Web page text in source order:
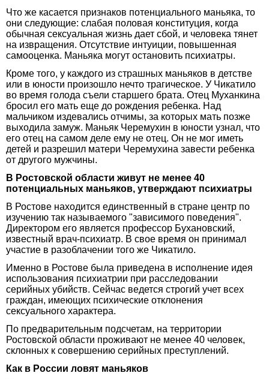
Что же касается признаков потенциального маньяка, то
они следующие: слабая половая конституция, когда
обычная сексуальная жизнь дает сбой, и человека тянет
на извращения. Отсутствие интуиции, повышенная
самооценка. Маньяка могут остановить психиатры.
Кроме того, у каждого из страшных маньяков в детстве
или в юности произошло нечто трагическое. У Чикатило
во время голода съели старшего брата. Отец Муханкина
бросил его мать еще до рождения ребенка. Над
мальчиком издевались отчимы, за которых мать позже
выходила замуж. Маньяк Черемухин в юности узнал, что
его отец на самом деле ему не отец. Он не мог иметь
детей и разрешил матери Черемухина завести ребенка
от другого мужчины.
В Ростовской области живут не менее 40
потенциальных маньяков, утверждают психиатры
В Ростове находится единственный в стране центр по
изучению так называемого "зависимого поведения".
Директором его является профессор Бухановский,
известный врач-психиатр. В свое время он принимал
участие в разоблачении того же Чикатило.
Именно в Ростове была приведена в исполнение идея
использования психиатрии при расследовании
серийных убийств. Сейчас ведется строгий учет всех
граждан, имеющих психические отклонения
сексуального характера.
По предварительным подсчетам, на территории
Ростовской области проживают не менее 40 человек,
склонных к совершению серийных преступлений.
Как в России ловят маньяков